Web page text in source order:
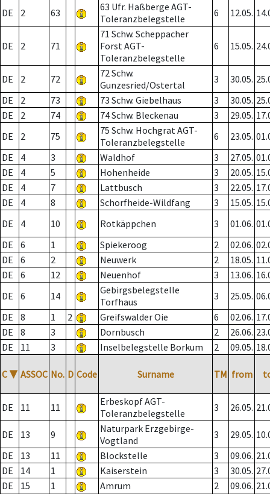
DE 2 63
63 Ufr. Haßberge AGT-
Toleranzbelegstelle
6 12.05.
DE 2 71
71 Schw. Scheppacher
Forst AGT-
Toleranzbelegstelle
6 15.05.
DE 2 72
72 Schw.
Gunzesried/Ostertal
3 30.05.
DE
2 73 73 Schw. Giebelhaus 3 30.05.
DE
2 74 74 Schw. Bleckenau 3 29.05.
DE
2 75
75 Schw. Hochgrat AGT-
Toleranzbelegstelle
6 23.05.
DE
4 3 Waldhof 3 27.05.
DE
4 5 Hohenheide 3 20.05.
DE
4 7 Lattbusch 3 22.05.
DE
4 8 Schorfheide-Wildfang 3 15.05.
DE
4 10 Rotkäppchen 3 01.06.
DE
6 1 Spiekeroog 2 02.06.
DE
6 2 Neuwerk 2 18.05.
DE
6 12 Neuenhof 3 13.06.
DE
6 14
Gebirgsbelegstelle
Torfhaus
3 25.05.
DE
8 1 2 Greifswalder Oie 6 02.06.
DE
8 3 Dornbusch 2 26.06.
DE
11 3 Inselbelegstelle Borkum 2 09.05.
C ▼ ASSOC No. D Code Surname TM from
DE 11 11
Erbeskopf AGT-
Toleranzbelegstelle
3 26.05.
DE 13 9
Naturpark Erzgebirge-
Vogtland
3 29.05.
DE
13 11 Blockstelle 3 09.06.
DE
14 1 Kaiserstein 3 30.05.
DE
15 1 Amrum 2 09.06.